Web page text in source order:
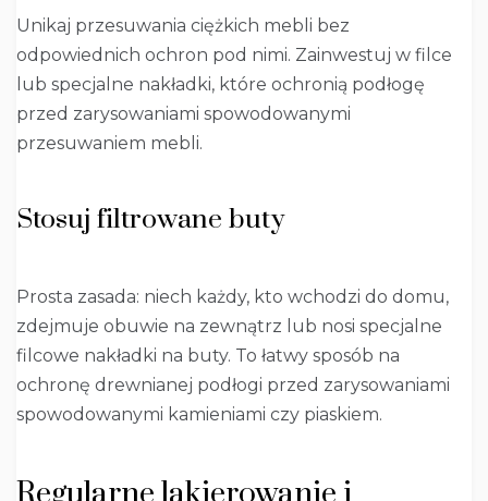
Unikaj przesuwania ciężkich mebli bez
odpowiednich ochron pod nimi. Zainwestuj w filce
lub specjalne nakładki, które ochronią podłogę
przed zarysowaniami spowodowanymi
przesuwaniem mebli.
Stosuj filtrowane buty
Prosta zasada: niech każdy, kto wchodzi do domu,
zdejmuje obuwie na zewnątrz lub nosi specjalne
filcowe nakładki na buty. To łatwy sposób na
ochronę drewnianej podłogi przed zarysowaniami
spowodowanymi kamieniami czy piaskiem.